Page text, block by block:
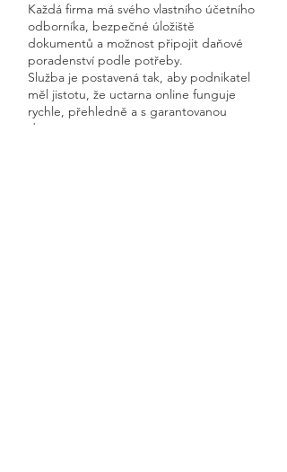
Každá firma má svého vlastního účetního
odborníka, bezpečné úložiště
dokumentů a možnost připojit daňové
poradenství podle potřeby.
Služba je postavená tak, aby podnikatel
měl jistotu, že uctarna online funguje
rychle, přehledně a s garantovanou
dostupností.